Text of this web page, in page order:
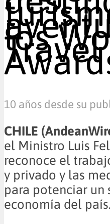
los
Travel
10 años desde su
CHILE
el Ministro Luis
reconoce el
y privado y las
para potenciar un
economía del país.